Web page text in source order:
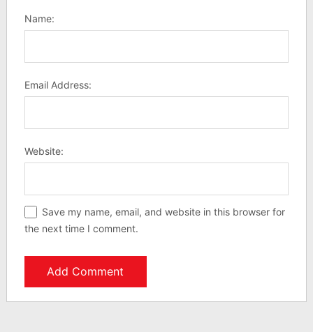
Name:
Email Address:
Website:
Save my name, email, and website in this browser for
the next time I comment.